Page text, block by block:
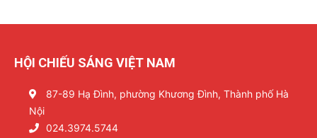
HỘI CHIẾU SÁNG VIỆT NAM
87-89 Hạ Đình, phường Khương Đình, Thành phố Hà
Nội
024.3974.5744